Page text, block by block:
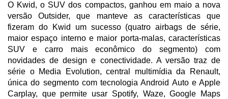
O Kwid, o SUV dos compactos, ganhou em maio a nova
versão Outsider, que manteve as características que
fizeram do Kwid um sucesso (quatro airbags de série,
maior espaço interno e maior porta-malas, características
SUV e carro mais econômico do segmento) com
novidades de design e conectividade. A versão traz de
série o Media Evolution, central multimídia da Renault,
única do segmento com tecnologia Android Auto e Apple
Carplay, que permite usar Spotify, Waze, Google Maps